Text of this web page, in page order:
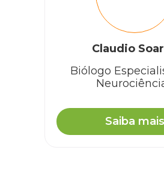
Claudio
Biólogo
Saiba mais